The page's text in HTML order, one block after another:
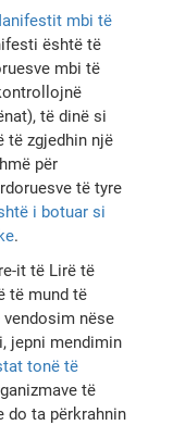
mbi të
është të
mbi të
të dinë si
të zgjedhin një
për
të tyre
i botuar si
.
it të Lirë të
të mund të
nëse
jepni mendimin
tonë të
të
do ta përkrahnin